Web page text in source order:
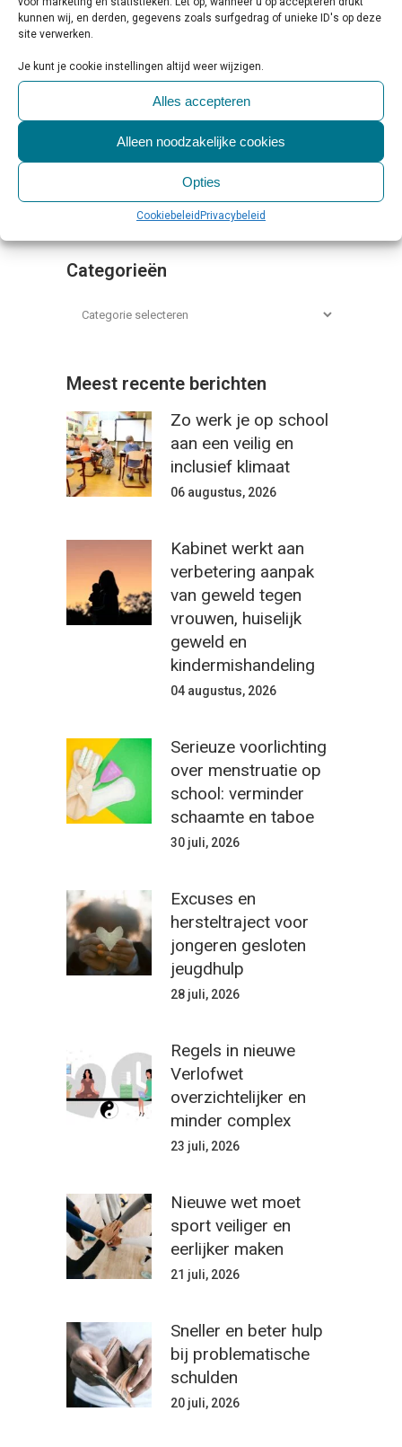
kunnen wij, en derden, gegevens zoals surfgedrag of unieke ID's op deze
site verwerken.
Je kunt je cookie instellingen altijd weer wijzigen.
Alles accepteren
Alleen noodzakelijke cookies
Opties
Cookiebeleid Privacybeleid
Categorieën
Meest recente berichten
Zo werk je op school
aan een veilig en
inclusief klimaat
06 augustus, 2026
Kabinet werkt aan
verbetering aanpak
van geweld tegen
vrouwen, huiselijk
geweld en
kindermishandeling
04 augustus, 2026
Serieuze voorlichting
over menstruatie op
school: verminder
schaamte en taboe
30 juli, 2026
Excuses en
hersteltraject voor
jongeren gesloten
jeugdhulp
28 juli, 2026
Regels in nieuwe
Verlofwet
overzichtelijker en
minder complex
23 juli, 2026
Nieuwe wet moet
sport veiliger en
eerlijker maken
21 juli, 2026
Sneller en beter hulp
bij problematische
schulden
20 juli, 2026